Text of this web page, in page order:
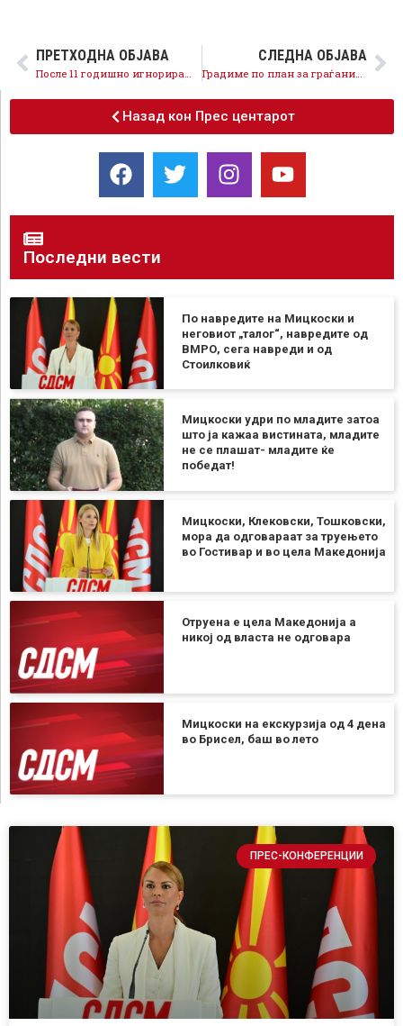
ПРЕТХОДНА ОБЈАВА СЛЕДНА ОБЈАВА
Градиме по план за граѓаните, интензивно се работи на бројни патни правци низ целата држава
Назад кон Прес центарот
Последни вести
По навредите на Мицкоски и
неговиот „талог“, навредите од
ВМРО, сега навреди и од
Стоилковиќ
Мицкоски удри по младите затоа
што ја кажаа вистината, младите
не се плашат- младите ќе
победат!
Мицкоски, Клековски, Тошковски,
мора да одговараат за труењето
во Гостивар и во цела Македонија
Отруена е цела Македонија а
никој од власта не одговара
Мицкоски на екскурзија од 4 дена
во Брисел, баш во лето
ПРЕС-КОНФЕРЕНЦИИ